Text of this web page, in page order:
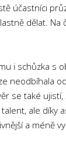
účastníci
dělat. Na
i schůzka s
neodbíhala
se také ujistí,
ale díky
a méně